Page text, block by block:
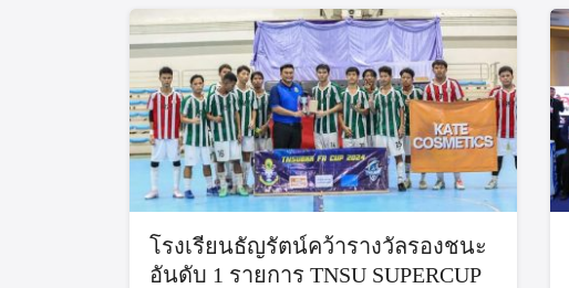
โรงเรียนธัญรัตน์คว้ารางวัลรองชนะ
อันดับ 1 รายการ TNSU SUPERCUP